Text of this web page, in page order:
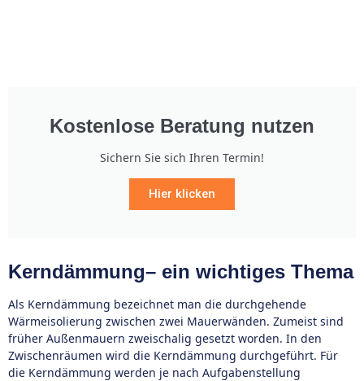
Kostenlose Beratung nutzen
Sichern Sie sich Ihren Termin!
Hier klicken
Kerndämmung– ein wichtiges Thema
Als Kerndämmung bezeichnet man die durchgehende
Wärmeisolierung zwischen zwei Mauerwänden. Zumeist sind
früher Außenmauern zweischalig gesetzt worden. In den
Zwischenräumen wird die Kerndämmung durchgeführt. Für
die Kerndämmung werden je nach Aufgabenstellung